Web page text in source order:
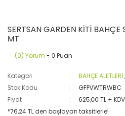
SERTSAN GARDEN KİTİ
MT
(0) Yorum - 0 Puan
Kategori BAHÇE ALETLERİ
Stok Kodu
GFPVWTRWBC
Fiyat
625,00 TL + KDV
*76,24 TL den başlayan taksitlerle!